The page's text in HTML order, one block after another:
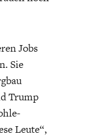
Jobs
Sie
Trump
Leute“,